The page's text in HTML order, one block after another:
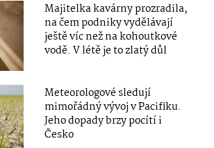
Majitelka kavárny prozradila,
na čem podniky vydělávají
ještě víc než na kohoutkové
vodě. V létě je to zlatý důl
Meteorologové sledují
mimořádný vývoj v Pacifiku.
Jeho dopady brzy pocítí i
Česko